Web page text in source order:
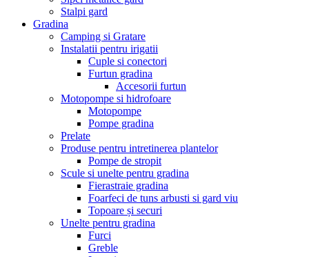
Stalpi gard
Gradina
Camping si Gratare
Instalatii pentru irigatii
Cuple si conectori
Furtun gradina
Accesorii furtun
Motopompe si hidrofoare
Motopompe
Pompe gradina
Prelate
Produse pentru intretinerea plantelor
Pompe de stropit
Scule si unelte pentru gradina
Fierastraie gradina
Foarfeci de tuns arbusti si gard viu
Topoare și securi
Unelte pentru gradina
Furci
Greble